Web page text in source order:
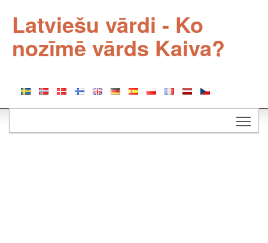
Latviešu vārdi - Ko
nozīmē vārds Kaiva?